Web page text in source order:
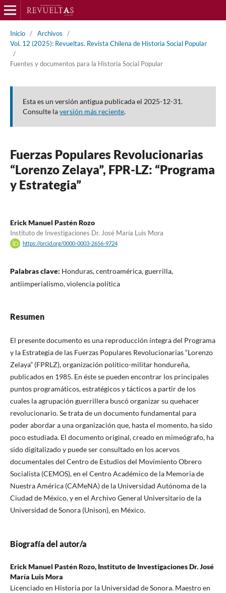
Inicio / Archivos
/
Vol. 12 (2025): Revueltas. Revista Chilena de Historia Social Popular
/
Fuentes y documentos para la Historia Social Popular
Esta es un versión antigua publicada el 2025-12-31.
Consulte laversión más reciente.
Fuerzas Populares Revolucionarias
“Lorenzo Zelaya”, FPR-LZ: “Programa
y Estrategia”
Erick Manuel Pastén Rozo
Instituto de Investigaciones Dr. José María Luis Mora
https://orcid.org/0000-0003-2656-9724
Palabras clave: Honduras, centroamérica, guerrilla,
antiimperialismo, violencia política
Resumen
El presente documento es una reproducción íntegra del Programa
y la Estrategia de las Fuerzas Populares Revolucionarias “Lorenzo
Zelaya” (FPRLZ), organización político-militar hondureña,
publicados en 1985. En éste se pueden encontrar los principales
puntos programáticos, estratégicos y tácticos a partir de los
cuales la agrupación guerrillera buscó organizar su quehacer
revolucionario. Se trata de un documento fundamental para
poder abordar a una organización que, hasta el momento, ha sido
poco estudiada. El documento original, creado en mimeógrafo, ha
sido digitalizado y puede ser consultado en los acervos
documentales del Centro de Estudios del Movimiento Obrero
Socialista (CEMOS), en el Centro Académico de la Memoria de
Nuestra América (CAMeNA) de la Universidad Autónoma de la
Ciudad de México, y en el Archivo General Universitario de la
Universidad de Sonora (Unison), en México.
Biografía del autor/a
Erick Manuel Pastén Rozo, Instituto de Investigaciones Dr. José
María Luis Mora
Licenciado en Historia por la Universidad de Sonora. Maestro en